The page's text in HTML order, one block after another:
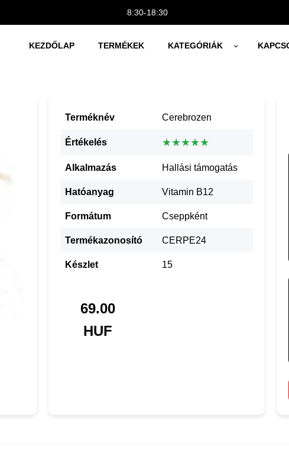
8:30-18:30
KEZDŐLAP TERMÉKEK KATEGÓRIÁK
Terméknév Cerebrozen
Értékelés ★★★★★
Alkalmazás Hallási támogatás
Hatóanyag Vitamin B12
Formátum Cseppként
Termékazonosító CERPE24
Készlet 15
69.00
HUF